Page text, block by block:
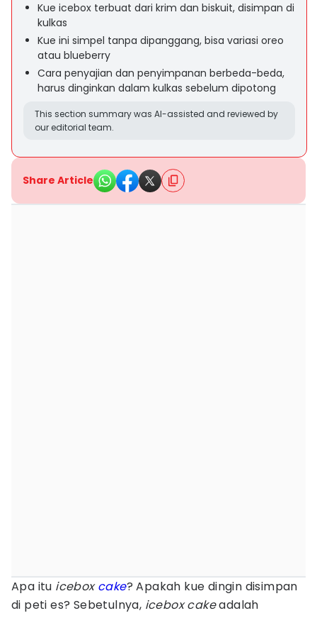
Kue icebox terbuat dari krim dan biskuit, disimpan di
kulkas
Kue ini simpel tanpa dipanggang, bisa variasi oreo
atau blueberry
Cara penyajian dan penyimpanan berbeda-beda,
harus dinginkan dalam kulkas sebelum dipotong
This section summary was AI-assisted and reviewed by
our editorial team.
Share Article
Apa itu iceboxcake? Apakah kue dingin disimpan
di peti es? Sebetulnya, icebox cakeadalah